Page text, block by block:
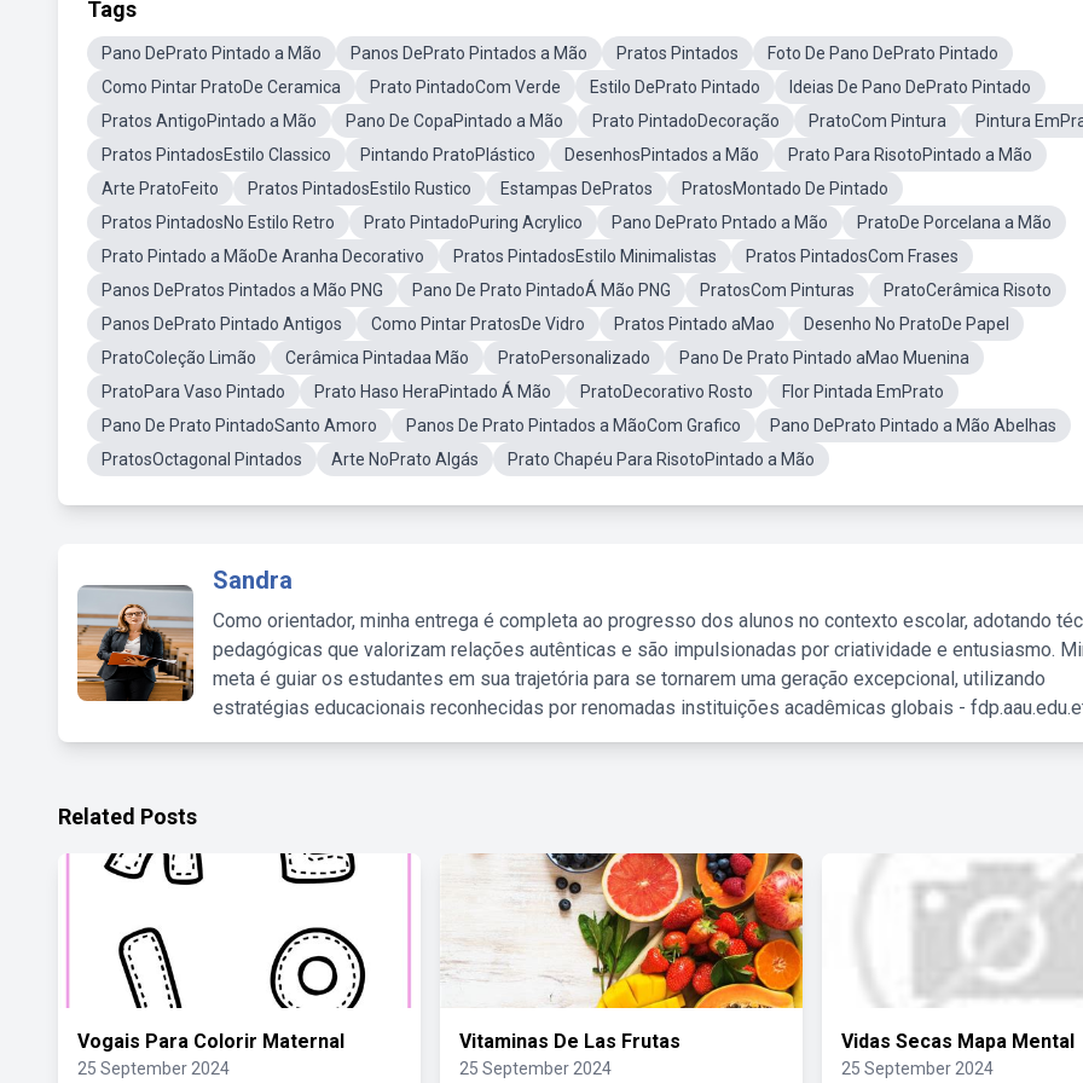
Tags
Pano DePrato Pintado a Mão Panos DePrato Pintados a Mão Pratos Pintados
Foto De Pano DePrato Pintado
Como Pintar PratoDe Ceramica
Prato PintadoCom Verde Estilo DePrato Pintado
Ideias De Pano DePrato Pintado
Pratos AntigoPintado a Mão
Pano De CopaPintado a Mão Prato PintadoDecoração PratoCom Pintura
Pintura
Pratos PintadosEstilo Classico
Pintando PratoPlástico DesenhosPintados a Mão
Prato Para RisotoPintado a Mão
Arte PratoFeito
Pratos PintadosEstilo Rustico Estampas DePratos
PratosMontado De Pintado
Pratos PintadosNo Estilo Retro
Prato PintadoPuring Acrylico Pano DePrato Pntado a Mão
PratoDe Porcelana a Mão
Prato Pintado a MãoDe Aranha Decorativo
Pratos PintadosEstilo Minimalistas
Pratos PintadosCom Frases
Panos DePratos Pintados a Mão PNG
Pano De Prato PintadoÁ Mão PNG PratosCom Pinturas
PratoCerâmica Risoto
Panos DePrato Pintado Antigos
Como Pintar PratosDe Vidro Pratos Pintado aMao
Desenho No PratoDe Papel
PratoColeção Limão
Cerâmica Pintadaa Mão PratoPersonalizado
Pano De Prato Pintado aMao Muenina
PratoPara Vaso Pintado
Prato Haso HeraPintado Á Mão PratoDecorativo Rosto
Flor Pintada EmPrato
Pano De Prato PintadoSanto Amoro
Panos De Prato Pintados a MãoCom Grafico
Pano DePrato Pintado a Mão Abelhas
PratosOctagonal Pintados
Arte NoPrato Algás Prato Chapéu Para RisotoPintado a Mão
Sandra
Como orientador, minha entrega é completa ao progresso dos alunos no contexto escolar, adotando
pedagógicas que valorizam relações autênticas e são impulsionadas por criatividade e entusiasmo.
meta é guiar os estudantes em sua trajetória para se tornarem uma geração excepcional, utilizando
estratégias educacionais reconhecidas por renomadas instituições acadêmicas globais -
Related Posts
Vogais Para Colorir Maternal
25 September 2024
Vitaminas De Las Frutas
25 September 2024
Vidas Secas Mapa Mental
25 September 2024